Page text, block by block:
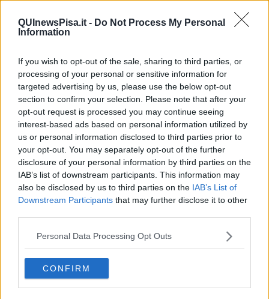
QUInewsPisa.it - Do Not Process My Personal
Information
If you wish to opt-out of the sale, sharing to third parties, or
processing of your personal or sensitive information for
targeted advertising by us, please use the below opt-out
section to confirm your selection. Please note that after your
opt-out request is processed you may continue seeing
interest-based ads based on personal information utilized by
us or personal information disclosed to third parties prior to
your opt-out. You may separately opt-out of the further
disclosure of your personal information by third parties on the
IAB’s list of downstream participants. This information may
also be disclosed by us to third parties on the IAB’s List of
Downstream Participants that may further disclose it to other
Personal Data Processing Opt Outs
CONFIRM
Simone Millozzi, eletto all'unanimità, sarà affiancato daFabio
Troleseconfermato nel ruolo di amministratore delegato e da
anche Laura Meoli, Luca Silvestri e Valentina Vanni per i soci
pubblici, e Massimiliano De Feo, Valentina Bracaglia e Francesca
Menabuoni in rappresentanza del socio privato Abab (nella cui
compagine è presente Acea). Completa l'assetto dell'alta direzione
il collegio dei sindaci revisori, nelle figure di Luciano Baielli,
Alessandro Bottaini e Alberto Ribolla (che ricoprirà il ruolo di
presidente del collegio).
Millozzi subentra a Giuseppe Sardu, presidente di Acque dal
2012
"Sono felice e onorato per l'incarico che il Consiglio e i Soci mi
Millozzi - Si tratta di un'esperienza stimolante, che intendo condurre
col massimo impegno, ricercando una proficua collaborazione con
tutto il CdA e con le donne e gli uomini di Acque. L'obiettivo è quello
di proseguire nel percorso di crescita e sviluppo di un servizio
essenziale per i cittadini e per la sostenibilità del nostro territorio,